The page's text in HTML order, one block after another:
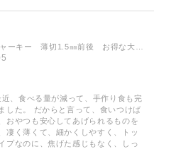
、食べる量が減って、手作り食も完
した。 だからと言って、食いつけば
おやつも安心してあげられるものを
凄く薄くて、細かくしやすく、トッ
プなのに、焦げた感じもなく、しっ